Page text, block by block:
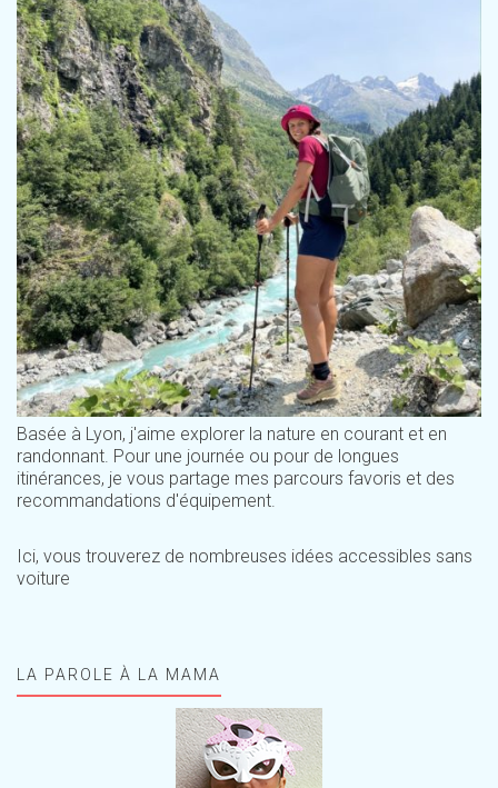
Basée à Lyon, j'aime explorer la nature en courant et en
randonnant. Pour une journée ou pour de longues
itinérances, je vous partage mes parcours favoris et des
recommandations d'équipement.
Ici, vous trouverez de nombreuses idées accessibles sans
voiture
LA PAROLE À LA MAMA